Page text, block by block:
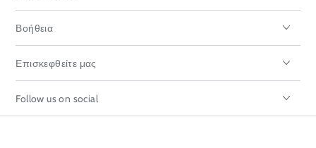
Βοήθεια
Επισκεφθείτε μας
Follow us on social